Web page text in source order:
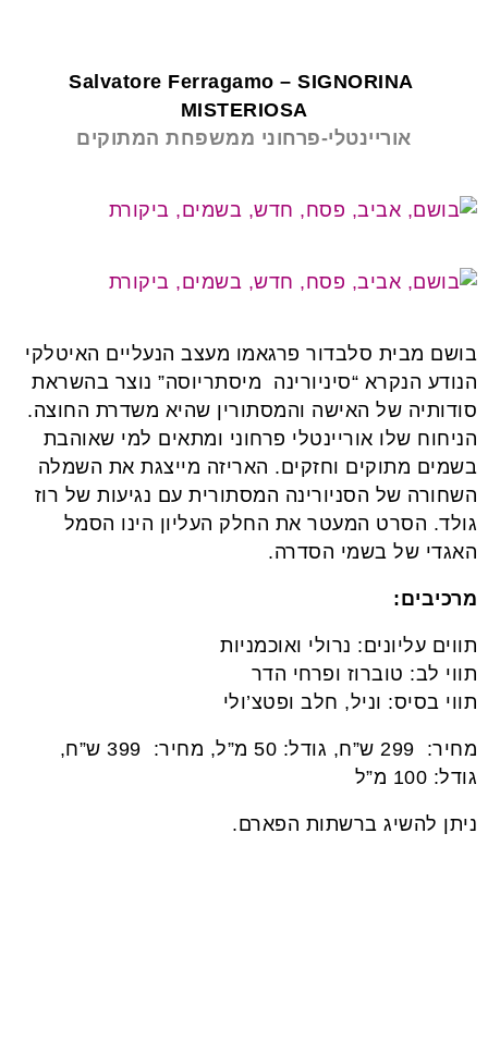
SIGNORINA
MISTERIOSA
אוריינטלי-פרחוני ממשפחת המתוקים
בושם מבית סלבדור פרגאמו מעצב הנעליים האיטלקי
הנודע הנקרא “סיניורינה מיסתריוסה” נוצר בהשראת
סודותיה של האישה והמסתורין שהיא משדרת החוצה.
הניחוח שלו אוריינטלי פרחוני ומתאים למי שאוהבת
בשמים מתוקים וחזקים. האריזה מייצגת את השמלה
השחורה של הסניורינה המסתורית עם נגיעות של רוז
גולד. הסרט המעטר את החלק העליון הינו הסמל
האגדי של בשמי הסדרה.
מרכיבים:
תווים עליונים: נרולי ואוכמניות
תווי לב: טוברוז ופרחי הדר
תווי בסיס: וניל, חלב ופטצ’ולי
מחיר: 299 ש”ח, גודל: 50 מ”ל, מחיר: 399 ש”ח,
גודל: 100 מ”ל
ניתן להשיג ברשתות הפארם.